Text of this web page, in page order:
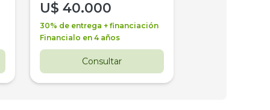
U$ 40.000
30% de entrega + financiación
Financialo en 4 años
Consultar